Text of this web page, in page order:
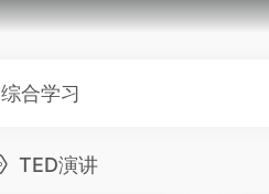
综合学习
TED演讲